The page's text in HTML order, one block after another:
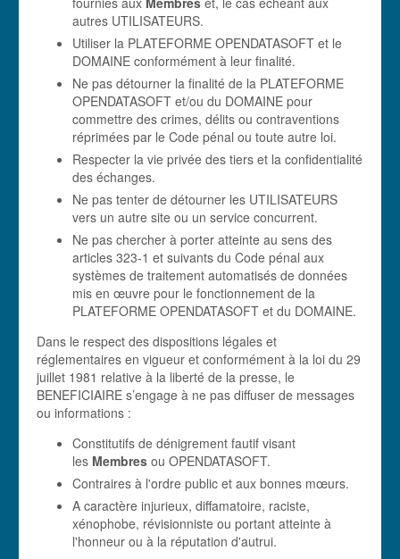
autres UTILISATEURS.
Utiliser la PLATEFORME OPENDATASOFT et le
DOMAINE conformément à leur finalité.
Ne pas détourner la finalité de la PLATEFORME
OPENDATASOFT et/ou du DOMAINE pour
commettre des crimes, délits ou contraventions
réprimées par le Code pénal ou toute autre loi.
Respecter la vie privée des tiers et la confidentialité
des échanges.
Ne pas tenter de détourner les UTILISATEURS
vers un autre site ou un service concurrent.
Ne pas chercher à porter atteinte au sens des
articles 323-1 et suivants du Code pénal aux
systèmes de traitement automatisés de données
mis en œuvre pour le fonctionnement de la
PLATEFORME OPENDATASOFT et du DOMAINE.
Dans le respect des dispositions légales et
réglementaires en vigueur et conformément à la loi du 29
juillet 1981 relative à la liberté de la presse, le
BENEFICIAIRE s’engage à ne pas diffuser de messages
ou informations :
Constitutifs de dénigrement fautif visant
les Membres ou OPENDATASOFT.
Contraires à l'ordre public et aux bonnes mœurs.
A caractère injurieux, diffamatoire, raciste,
xénophobe, révisionniste ou portant atteinte à
l'honneur ou à la réputation d'autrui.